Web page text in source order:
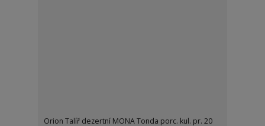
Orion Talíř dezertní MONA Tonda porc. kul. pr. 20